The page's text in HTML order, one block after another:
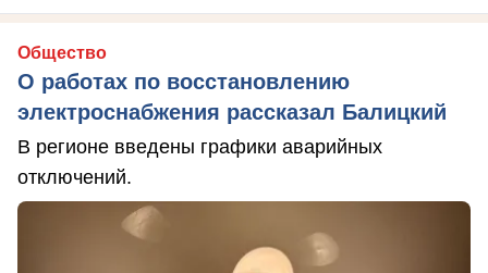
Общество
О работах по восстановлению
электроснабжения рассказал Балицкий
В регионе введены графики аварийных
отключений.